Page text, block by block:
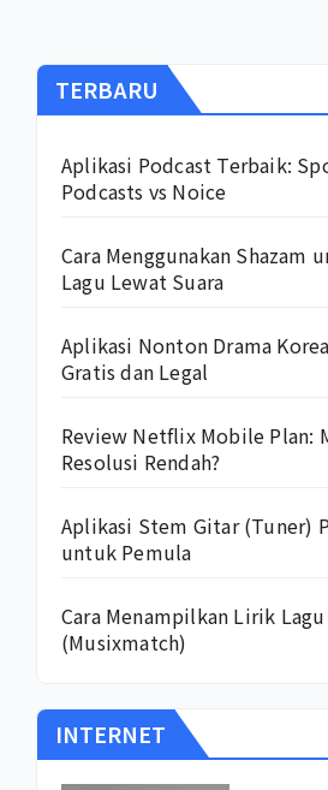
TERBARU
Aplikasi Podcast Terbaik:
Podcasts vs Noice
Cara Menggunakan Shazam
Lagu Lewat Suara
Aplikasi Nonton Drama
Gratis dan Legal
Review Netflix Mobile Plan:
Resolusi Rendah?
Aplikasi Stem Gitar (Tuner)
untuk Pemula
Cara Menampilkan Lirik
(Musixmatch)
INTERNET